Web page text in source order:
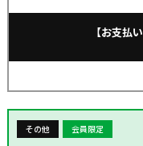
大空間に
WIC、倉
所、倉庫
して魅力
【お支払い
その他 会員限定